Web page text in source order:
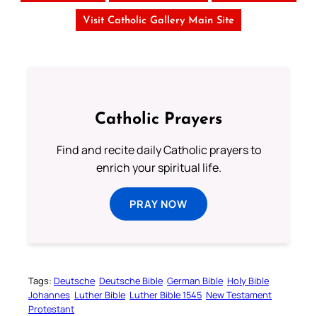
Visit Catholic Gallery Main Site
Catholic Prayers
Find and recite daily Catholic prayers to
enrich your spiritual life.
PRAY NOW
Tags: Deutsche Deutsche Bible German Bible Holy Bible
Johannes Luther Bible Luther Bible 1545 New Testament
Protestant